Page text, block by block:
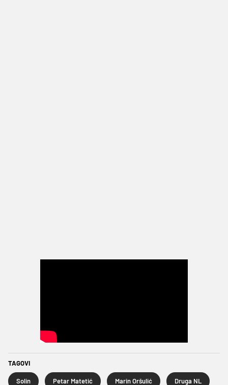
TAGOVI
Solin Petar Matetić Marin Oršulić Druga NL